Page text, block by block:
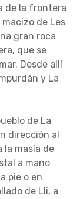
de la frontera
de Les
gran roca
que se
Desde allí
y La
de La
dirección al
la masía de
a mano
pie o en
de Lli, a